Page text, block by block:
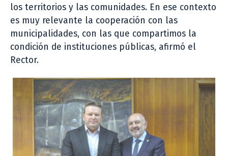
los territorios y las comunidades. En ese contexto
es muy relevante la cooperación con las
municipalidades, con las que compartimos la
condición de instituciones públicas, afirmó el
Rector.